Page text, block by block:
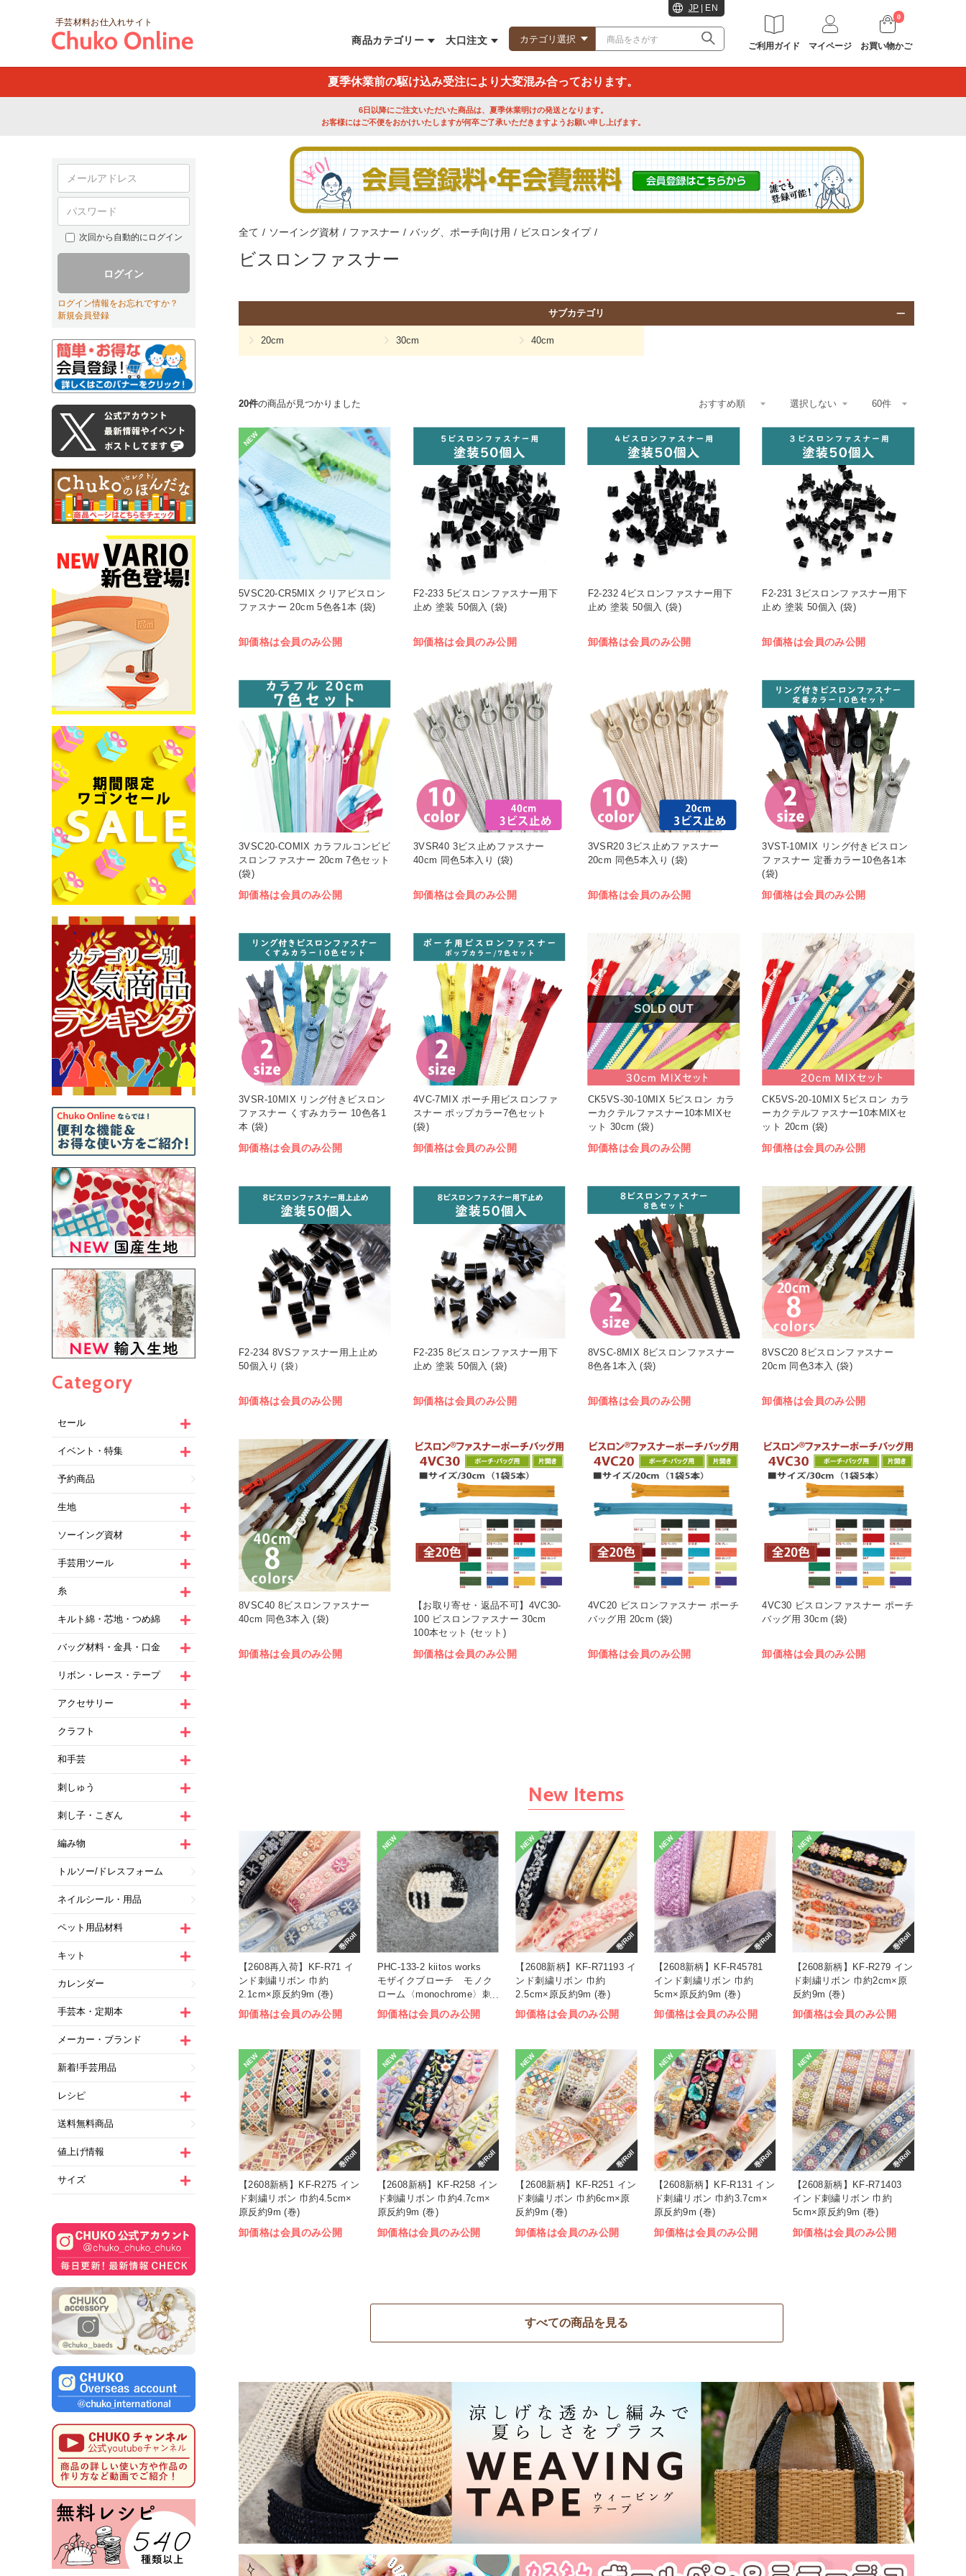
手芸材料お仕入れサイト
商品カテゴリー 大口注文
JP EN
ご利用ガイド マイページ
0
お買い物かご
夏季休業前の駆け込み受注により大変混み合っております。
6日以降にご注文いただいた商品は、夏季休業明けの発送となります。
お客様にはご不便をおかけいたしますが何卒ご了承いただきますようお願い申し上げます。
次回から自動的にログイン
ログイン
ログイン情報をお忘れですか？
新規会員登録
Category
セール
イベント・特集
予約商品
生地
ソーイング資材
手芸用ツール
糸
キルト綿・芯地・つめ綿
バッグ材料・金具・口金
リボン・レース・テープ
アクセサリー
クラフト
和手芸
刺しゅう
刺し子・こぎん
編み物
トルソー/ドレスフォーム
ネイルシール・用品
ペット用品材料
キット
カレンダー
手芸本・定期本
メーカー・ブランド
新着!手芸用品
レシピ
送料無料商品
値上げ情報
サイズ
全て / ソーイング資材 / ファスナー / バッグ、ポーチ向け用 / ビスロンタイプ /
ビスロンファスナー
サブカテゴリ
20cm 30cm 40cm
20件の商品が見つかりました
NEW
5VSC20-CR5MIX クリアビスロン
ファスナー 20cm 5色各1本 (袋)
卸価格は会員のみ公開
F2-233 5ビスロンファスナー用下
止め 塗装 50個入 (袋)
卸価格は会員のみ公開
F2-232 4ビスロンファスナー用下
止め 塗装 50個入 (袋)
卸価格は会員のみ公開
F2-231 3ビスロンファスナー用下
止め 塗装 50個入 (袋)
卸価格は会員のみ公開
3VSC20-COMIX カラフルコンビビ
スロンファスナー 20cm 7色セット
(袋)
卸価格は会員のみ公開
3VSR40 3ビス止めファスナー
40cm 同色5本入り (袋)
卸価格は会員のみ公開
3VSR20 3ビス止めファスナー
20cm 同色5本入り (袋)
卸価格は会員のみ公開
3VST-10MIX リング付きビスロン
ファスナー 定番カラー10色各1本
(袋)
卸価格は会員のみ公開
3VSR-10MIX リング付きビスロン
ファスナー くすみカラー 10色各1
本 (袋)
卸価格は会員のみ公開
4VC-7MIX ポーチ用ビスロンファ
スナー ポップカラー7色セット
(袋)
卸価格は会員のみ公開
SOLD OUT
CK5VS-30-10MIX 5ビスロン カラ
ーカクテルファスナー10本MIXセ
ット 30cm (袋)
卸価格は会員のみ公開
CK5VS-20-10MIX 5ビスロン カラ
ーカクテルファスナー10本MIXセ
ット 20cm (袋)
卸価格は会員のみ公開
F2-234 8VSファスナー用上止め
50個入り (袋）
卸価格は会員のみ公開
F2-235 8ビスロンファスナー用下
止め 塗装 50個入 (袋)
卸価格は会員のみ公開
8VSC-8MIX 8ビスロンファスナー
8色各1本入 (袋)
卸価格は会員のみ公開
8VSC20 8ビスロンファスナー
20cm 同色3本入 (袋)
卸価格は会員のみ公開
8VSC40 8ビスロンファスナー
40cm 同色3本入 (袋)
卸価格は会員のみ公開
【お取り寄せ・返品不可】4VC30-
100 ビスロンファスナー 30cm
100本セット (セット)
卸価格は会員のみ公開
4VC20 ビスロンファスナー ポーチ
バッグ用 20cm (袋)
卸価格は会員のみ公開
4VC30 ビスロンファスナー ポーチ
バッグ用 30cm (袋)
卸価格は会員のみ公開
New Items
巻/Roll
【2608再入荷】KF-R71 イ
ンド刺繍リボン 巾約
2.1cm×原反約9m (巻)
卸価格は会員のみ公開
NEW
PHC-133-2 kiitos works
モザイクブローチ モノク
ローム〈monochrome〉刺
しゅうキット (袋)
卸価格は会員のみ公開
巻/Roll
NEW
【2608新柄】KF-R71193 イ
ンド刺繍リボン 巾約
2.5cm×原反約9m (巻)
卸価格は会員のみ公開
NEW
巻/Roll
【2608新柄】KF-R45781
インド刺繍リボン 巾約
5cm×原反約9m (巻)
卸価格は会員のみ公開
巻/Roll
NEW
【2608新柄】KF-R279 イン
ド刺繍リボン 巾約2cm×原
反約9m (巻)
卸価格は会員のみ公開
巻/Roll
NEW
【2608新柄】KF-R275 イン
ド刺繍リボン 巾約4.5cm×
原反約9m (巻)
卸価格は会員のみ公開
NEW
巻/Roll
【2608新柄】KF-R258 イン
ド刺繍リボン 巾約4.7cm×
原反約9m (巻)
卸価格は会員のみ公開
NEW
巻/Roll
【2608新柄】KF-R251 イン
ド刺繍リボン 巾約6cm×原
反約9m (巻)
卸価格は会員のみ公開
NEW
巻/Roll
【2608新柄】KF-R131 イン
ド刺繍リボン 巾約3.7cm×
原反約9m (巻)
卸価格は会員のみ公開
NEW
巻/Roll
【2608新柄】KF-R71403
インド刺繍リボン 巾約
5cm×原反約9m (巻)
卸価格は会員のみ公開
すべての商品を見る